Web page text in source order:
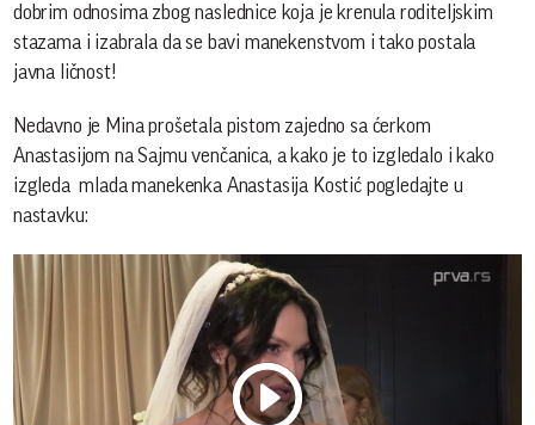
dobrim odnosima zbog naslednice koja je krenula roditeljskim
stazama i izabrala da se bavi manekenstvom i tako postala
javna ličnost!
Nedavno je Mina prošetala pistom zajedno sa ćerkom
Anastasijom na Sajmu venčanica, a kako je to izgledalo i kako
izgleda mlada manekenka Anastasija Kostić pogledajte u
nastavku: